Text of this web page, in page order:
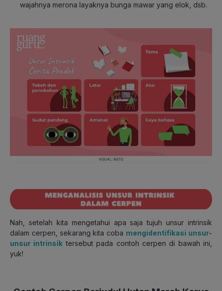
wajahnya merona layaknya bunga mawar yang elok, dsb.
Nah, setelah kita mengetahui apa saja tujuh unsur intrinsik
dalam cerpen, sekarang kita coba mengidentifikasi unsur-
unsur intrinsik tersebut pada contoh cerpen di bawah ini,
yuk!